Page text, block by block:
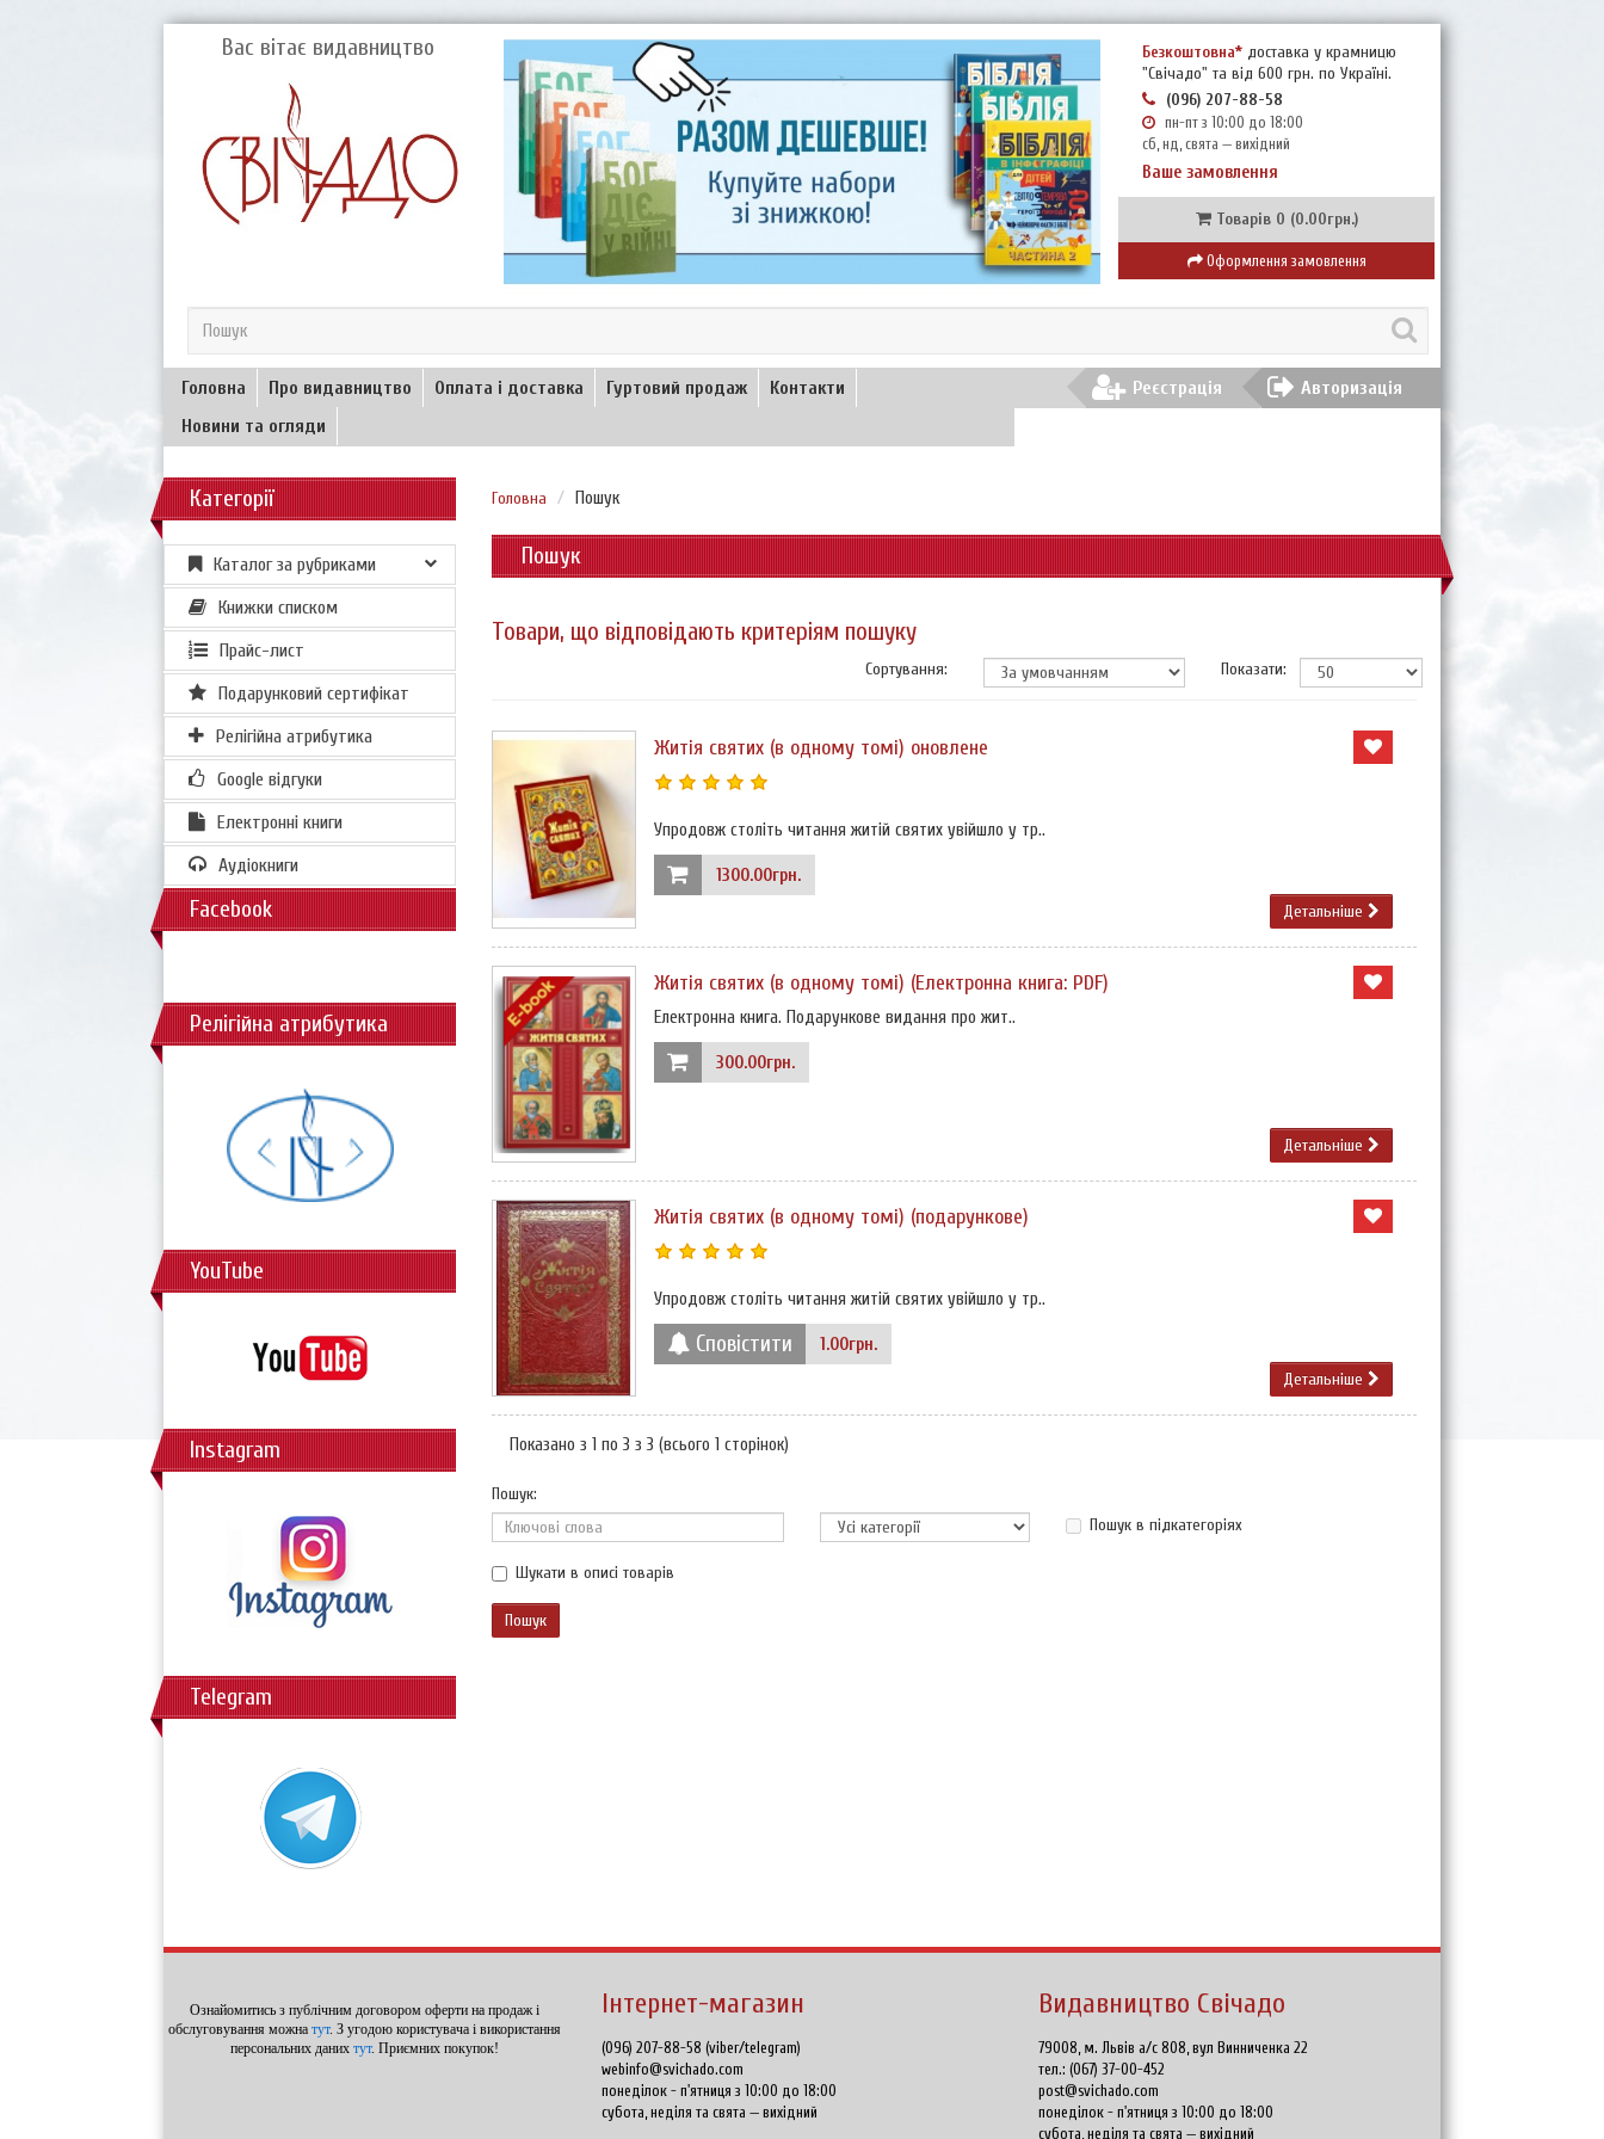
Вас вітає видавництво Безкоштовна* доставка у крамницю
"Свічадо" та від 600 грн. по Україні.
(096) 207-88-58
пн-пт з 10:00 до 18:00
сб, нд, свята — вихідний
Ваше замовлення
Товарів 0 (0.00грн.)
Оформлення замовлення
Головна Про видавництво Оплата і доставка Гуртовий продаж
Контакти
Новини та огляди
Реєстрація Авторизація
Категорії
Каталог за рубриками
Книжки списком
Прайс-лист
Подарунковий сертифікат
Релігійна атрибутика
Google відгуки
Електронні книги
Аудіокниги
Facebook
Релігійна атрибутика
YouTube
Instagram
Telegram
Головна Пошук
Пошук
Товари, що відповідають критеріям пошуку
Сортування: Показати:
Житія святих (в одному томі) оновлене
Упродовж століть читання житій святих увійшло у тр..
1300.00грн.
Детальніше
Житія святих (в одному томі) (Електронна книга: PDF)
Електронна книга. Подарункове видання про жит..
300.00грн.
Детальніше
Житія святих (в одному томі) (подарункове)
Упродовж століть читання житій святих увійшло у тр..
Сповістити
1.00грн.
Детальніше
Показано з 1 по 3 з 3 (всього 1 сторінок)
Пошук:
Пошук в підкатегоріях
Шукати в описі товарів
Ознайомитись з публічним договором оферти на продаж і
обслуговування можна тут. З угодою користувача і використання
персональних даних тут. Приємних покупок!
Інтернет-магазин
(096) 207-88-58 (viber/telegram)
webinfo@svichado.com
понеділок - п'ятниця з 10:00 до 18:00
субота, неділя та свята — вихідний
Видавництво Свічадо
79008, м. Львів а/с 808, вул Винниченка 22
тел.:(067) 37-00-452
post@svichado.com
понеділок - п'ятниця з 10:00 до 18:00
субота, неділя та свята — вихідний